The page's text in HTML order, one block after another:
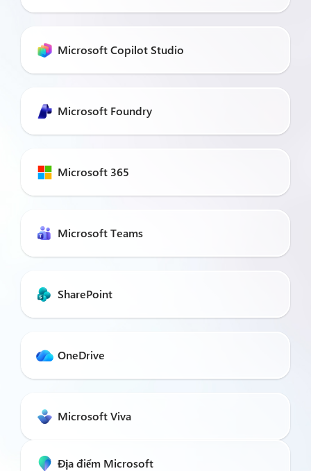
Microsoft Copilot Studio
Microsoft Foundry
Microsoft 365
Microsoft Teams
SharePoint
OneDrive
Microsoft Viva
Địa điểm Microsoft